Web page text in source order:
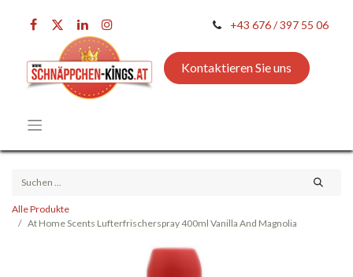
+43 676 / 397 55 06
Kontaktieren Sie uns
Alle Produkte
At Home Scents Lufterfrischerspray 400ml Vanilla And Magnolia